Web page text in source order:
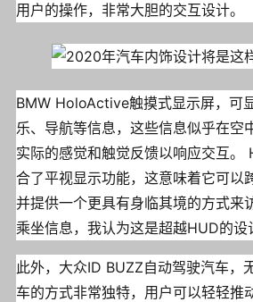
用户的操作，非常大胆的交互设计。
BMW HoloActive触摸式显示屏，可
乐、导航等信息，这些信息似乎在空
实际的感觉和触觉反馈以响应交互
合了平视显示功能，这意味着它可以
并提供一个更具有身临其境的方式来
乘坐信息，我认为这是超越HUD的设
此外，大众ID BUZZ自动驾驶汽车，
车的方式非常独特，用户可以轻轻推